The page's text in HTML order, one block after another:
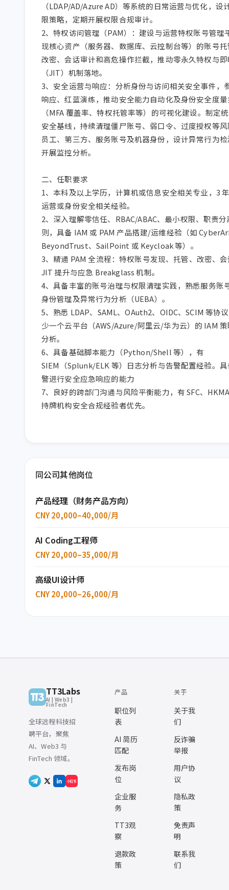
（LDAP/AD/Azure AD）等系统的日常运营与优化，设
限策略，定期开展权限合规审计。
2、特权访问管理（PAM）：建设与运营特权账号管理
现核心资产（服务器、数据库、云控制台等）的账号
改密、会话审计和高危操作拦截，推动零永久特权与
（JIT）机制落地。
3、安全运营与响应：分析身份与访问相关安全事件，
响应、红蓝演练，推动安全能力自动化及身份安全度
（MFA 覆盖率、特权托管率等）的可视化建设。制定
安全基线，持续清理僵尸账号、弱口令、过度授权等
员工、第三方、服务账号及机器身份，设计异常行为
开展监控分析。
二、任职要求
1、本科及以上学历，计算机或信息安全相关专业，3
运营或身份安全相关经验。
2、深入理解零信任、RBAC/ABAC、最小权限、职责
则，具备 IAM 或 PAM 产品搭建/运维经验（如
BeyondTrust、SailPoint 或 Keycloak 等）。
3、精通 PAM 全流程：特权账号发现、托管、改密、
JIT 提升与应急 Breakglass 机制。
4、具备丰富的账号治理与权限清理实践，熟悉服务账
身份管理及异常行为分析（UEBA）。
5、熟悉 LDAP、SAML、OAuth2、OIDC、SCIM 等协
少一个云平台（AWS/Azure/阿里云/华为云）的 IAM
分析。
6、具备基础脚本能力（Python/Shell 等），有
SIEM（Splunk/ELK 等）日志分析与告警配置经验。
警进行安全应急响应的能力
7、良好的跨部门沟通与风险平衡能力，有 SFC、
同公司其他岗位
产品经理（财务产品方向）
CNY 20,000–40,000/月
AI Coding工程师
CNY 20,000–35,000/月
高级UI设计师
CNY 20,000–26,000/月
TT3Labs
AI | Web3 |
FinTech
全球远程科技招
聘平台，聚焦
AI、Web3 与
FinTech 领域。
小红书
产品
职位列
表
AI 简历
匹配
发布岗
位
企业服
务
TT3观
察
退款政
策
关于
关于我
们
反诈骗
举报
用户协
议
隐私政
策
免责声
明
联系我
们